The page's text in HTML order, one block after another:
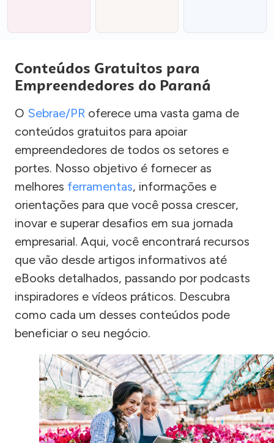
Conteúdos Gratuitos para
Empreendedores do Paraná
O Sebrae/PR oferece uma vasta gama de
conteúdos gratuitos para apoiar
empreendedores de todos os setores e
portes. Nosso objetivo é fornecer as
melhores ferramentas, informações e
orientações para que você possa crescer,
inovar e superar desafios em sua jornada
empresarial. Aqui, você encontrará recursos
que vão desde artigos informativos até
eBooks detalhados, passando por podcasts
inspiradores e vídeos práticos. Descubra
como cada um desses conteúdos pode
beneficiar o seu negócio.